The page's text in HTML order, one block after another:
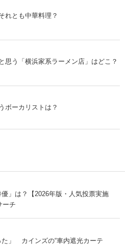
れとも中華料理？
思う「横浜家系ラーメン店」はどこ？
ボーカリストは？
」は？【2026年版・人気投票実施
ーチ
た」 カインズの“車内遮光カーテ